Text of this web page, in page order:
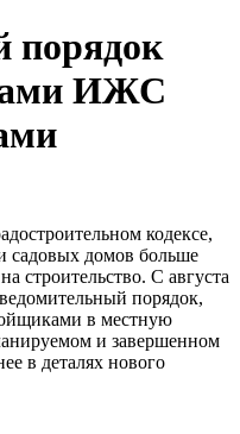
порядок
ИЖС
кодексе,
садовых домов больше
строительство. С августа
порядок,
в местную
и завершенном
в деталях нового